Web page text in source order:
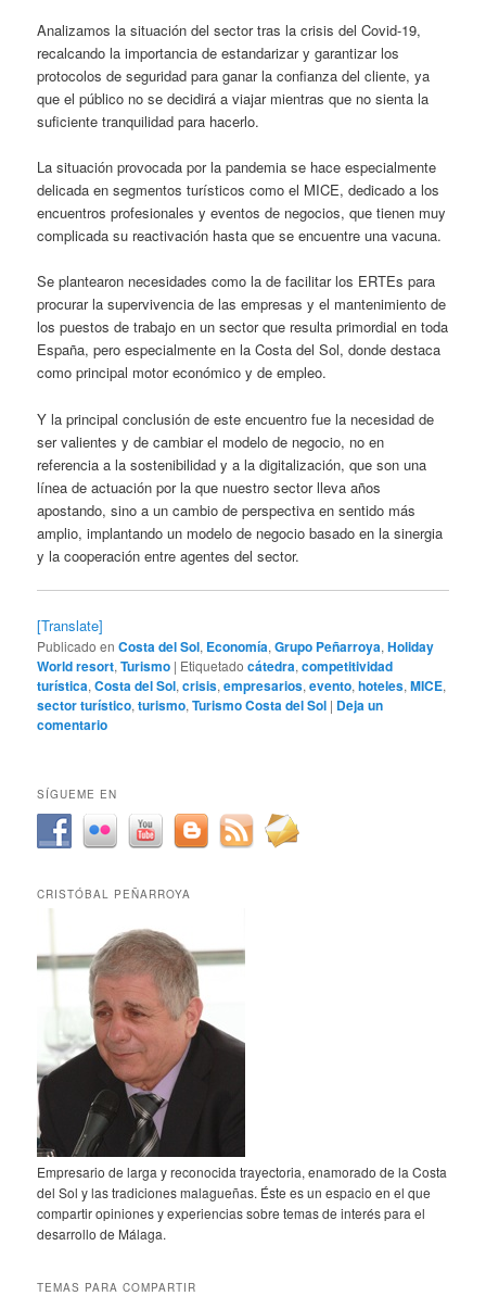
Analizamos la situación del sector tras la crisis del Covid-19,
recalcando la importancia de estandarizar y garantizar los
protocolos de seguridad para ganar la confianza del cliente, ya
que el público no se decidirá a viajar mientras que no sienta la
suficiente tranquilidad para hacerlo.
La situación provocada por la pandemia se hace especialmente
delicada en segmentos turísticos como el MICE, dedicado a los
encuentros profesionales y eventos de negocios, que tienen muy
complicada su reactivación hasta que se encuentre una vacuna.
Se plantearon necesidades como la de facilitar los ERTEs para
procurar la supervivencia de las empresas y el mantenimiento de
los puestos de trabajo en un sector que resulta primordial en toda
España, pero especialmente en la Costa del Sol, donde destaca
como principal motor económico y de empleo.
Y la principal conclusión de este encuentro fue la necesidad de
ser valientes y de cambiar el modelo de negocio, no en
referencia a la sostenibilidad y a la digitalización, que son una
línea de actuación por la que nuestro sector lleva años
apostando, sino a un cambio de perspectiva en sentido más
amplio, implantando un modelo de negocio basado en la sinergia
y la cooperación entre agentes del sector.
[Translate]
Publicado en Costa del Sol, Economía,Grupo Peñarroya,Holiday
World resort,Turismo | Etiquetado cátedra,competitividad
turística,Costa del Sol,crisis,empresarios,evento,hoteles,MICE,
sector turístico,turismo,Turismo Costa del Sol | Deja un
comentario
SÍGUEME EN
CRISTÓBAL PEÑARROYA
Empresario de larga y reconocida trayectoria, enamorado de la Costa
del Sol y las tradiciones malagueñas. Éste es un espacio en el que
compartir opiniones y experiencias sobre temas de interés para el
desarrollo de Málaga.
TEMAS PARA COMPARTIR